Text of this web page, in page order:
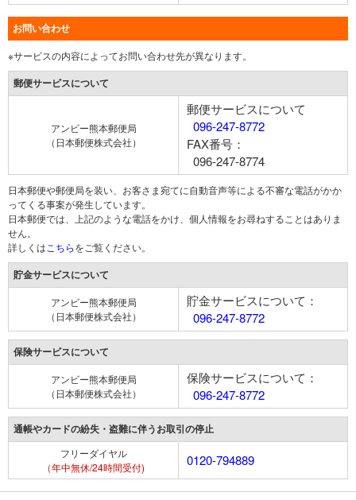
お問い合わせ
※サービスの内容によってお問い合わせ先が異なります。
郵便サービスについて
アンビー熊本郵便局
（日本郵便株式会社）
郵便サービスについて
096-247-8772
FAX番号：
096-247-8774
日本郵便や郵便局を装い、お客さま宛てに自動音声等による不審な電話がかか
ってくる事案が発生しています。
日本郵便では、上記のような電話をかけ、個人情報をお尋ねすることはありま
せん。
詳しくは こちらをご覧ください。
貯金サービスについて
アンビー熊本郵便局
（日本郵便株式会社）
貯金サービスについて：
096-247-8772
保険サービスについて
アンビー熊本郵便局
（日本郵便株式会社）
保険サービスについて：
096-247-8772
通帳やカードの紛失・盗難に伴うお取引の停止
フリーダイヤル
（年中無休/24時間受付)
0120-794889